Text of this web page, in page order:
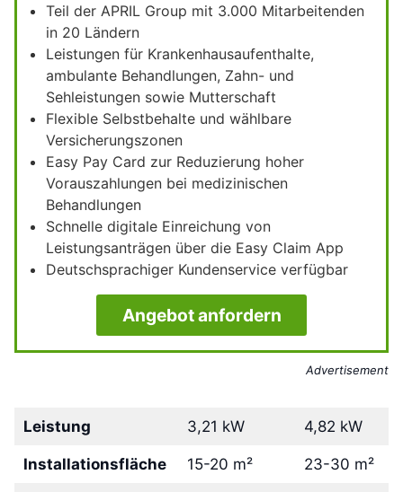
Teil der APRIL Group mit 3.000 Mitarbeitenden
in 20 Ländern
Leistungen für Krankenhausaufenthalte,
ambulante Behandlungen, Zahn- und
Sehleistungen sowie Mutterschaft
Flexible Selbstbehalte und wählbare
Versicherungszonen
Easy Pay Card zur Reduzierung hoher
Vorauszahlungen bei medizinischen
Behandlungen
Schnelle digitale Einreichung von
Leistungsanträgen über die Easy Claim App
Deutschsprachiger Kundenservice verfügbar
Angebot anfordern
Advertisement
Leistung 3,21 kW 4,82 kW
Installationsfläche 15-20 m² 23-30 m²